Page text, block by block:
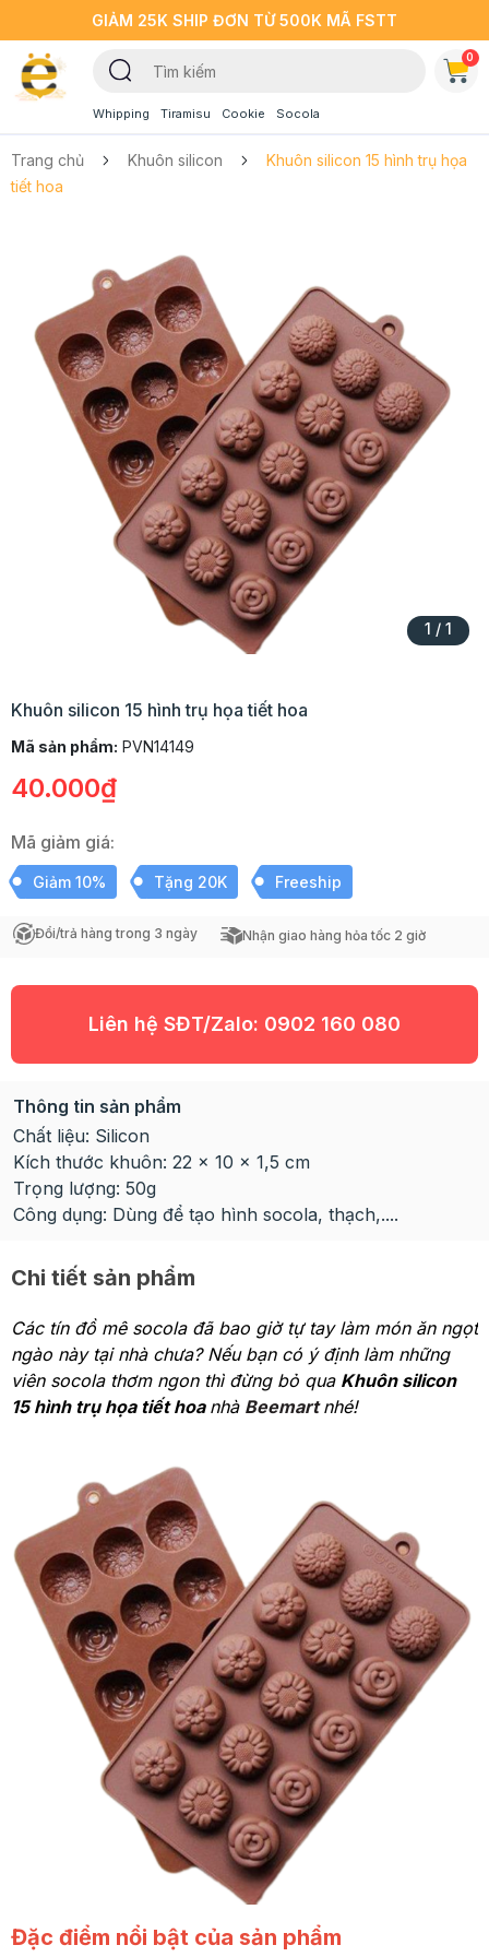
GIẢM 25K SHIP ĐƠN TỪ 500K MÃ FSTT
Whipping Tiramisu Cookie Socola
0
Trang chủ Khuôn silicon
Khuôn silicon 15 hình trụ họa
tiết hoa
1 / 1
Khuôn silicon 15 hình trụ họa tiết hoa
Mã sản phẩm: PVN14149
40.000₫
Mã giảm giá:
Giảm 10% Tặng 20K Freeship
Đổi/trả hàng trong 3 ngày Nhận giao hàng hỏa tốc 2 giờ
Liên hệ SĐT/Zalo: 0902 160 080
Thông tin sản phẩm
Chất liệu: Silicon
Kích thước khuôn: 22 x 10 x 1,5 cm
Trọng lượng: 50g
Công dụng: Dùng để tạo hình socola, thạch,....
Chi tiết sản phẩm
Các tín đồ mê socola đã bao giờ tự tay làm món ăn ngọt
ngào này tại nhà chưa? Nếu bạn có ý định làm những
viên socola thơm ngon thì đừng bỏ qua Khuôn silicon
15 hình trụ họa tiết hoa nhà Beemart nhé!
Đặc điểm nổi bật của sản phẩm